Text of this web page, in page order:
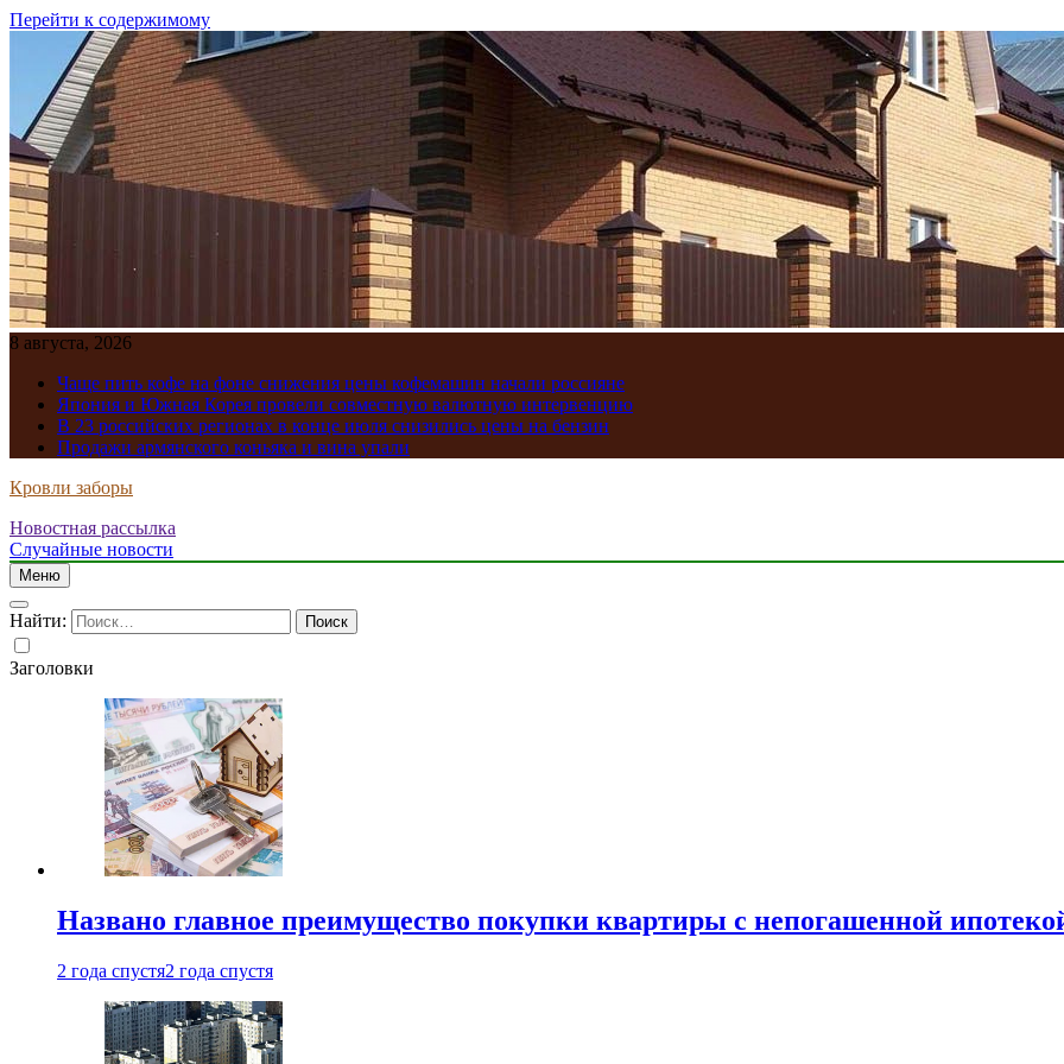
Перейти к содержимому
8 августа, 2026
Чаще пить кофе на фоне снижения цены кофемашин начали россияне
Япония и Южная Корея провели совместную валютную интервенцию
В 23 российских регионах в конце июля снизились цены на бензин
Продажи армянского коньяка и вина упали
Кровли заборы
Новостная рассылка
Случайные новости
Меню
Найти:
Заголовки
Названо главное преимущество покупки квартиры с непогашенной
2 года спустя2 года спустя